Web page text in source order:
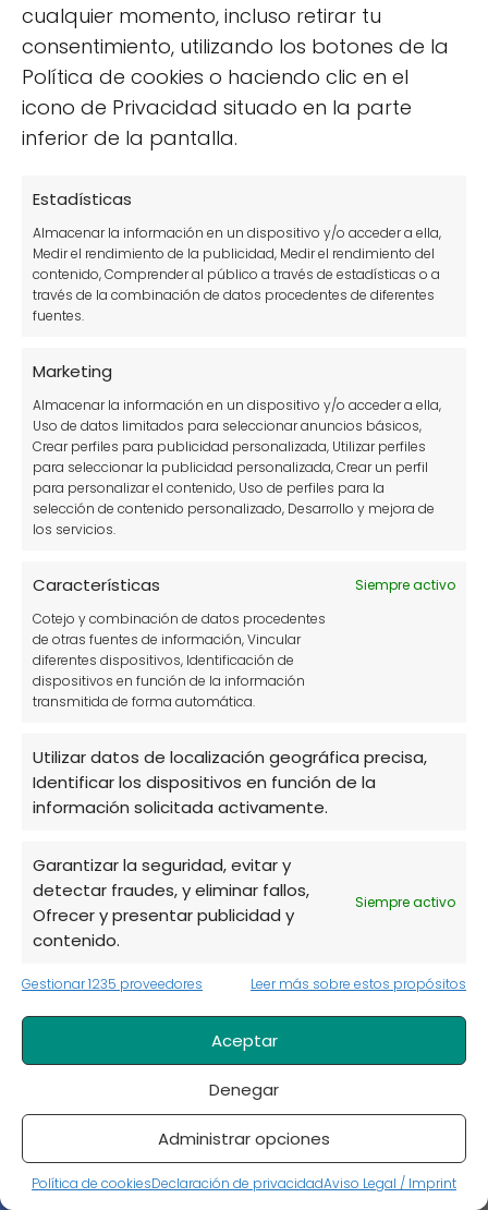
cualquier momento, incluso retirar tu
consentimiento, utilizando los botones de la
Política de cookies o haciendo clic en el
icono de Privacidad situado en la parte
inferior de la pantalla.
Estadísticas
Almacenar la información en un dispositivo y/o acceder a ella,
Medir el rendimiento de la publicidad, Medir el rendimiento del
contenido, Comprender al público a través de estadísticas o a
través de la combinación de datos procedentes de diferentes
fuentes.
Marketing
Almacenar la información en un dispositivo y/o acceder a ella,
Uso de datos limitados para seleccionar anuncios básicos,
Crear perfiles para publicidad personalizada, Utilizar perfiles
para seleccionar la publicidad personalizada, Crear un perfil
para personalizar el contenido, Uso de perfiles para la
selección de contenido personalizado, Desarrollo y mejora de
los servicios.
Características
Siempre activo
Cotejo y combinación de datos procedentes
de otras fuentes de información, Vincular
diferentes dispositivos, Identificación de
dispositivos en función de la información
transmitida de forma automática.
Utilizar datos de localización geográfica precisa,
Identificar los dispositivos en función de la
información solicitada activamente.
Garantizar la seguridad, evitar y
detectar fraudes, y eliminar fallos,
Ofrecer y presentar publicidad y
contenido.
Siempre activo
Gestionar 1235 proveedores Leer más sobre estos propósitos
Aceptar
Denegar
Administrar opciones
Política de cookiesDeclaración de privacidadAviso Legal / Imprint
Araguaney: características y
cuidados esenciales
Adelfa planta ornamental de jardín
(nerium oleander)
esenciales
Deja una respuesta